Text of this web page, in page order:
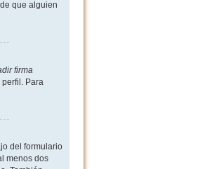
que alguien
firma
Para
del formulario
menos dos